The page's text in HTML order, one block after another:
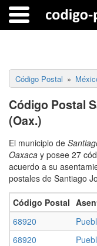
Código Postal
Código Postal
(Oax.)
El municipio de
Oaxaca y posee 27
acuerdo a su
postales de Santiago
Código Postal
68920
68920